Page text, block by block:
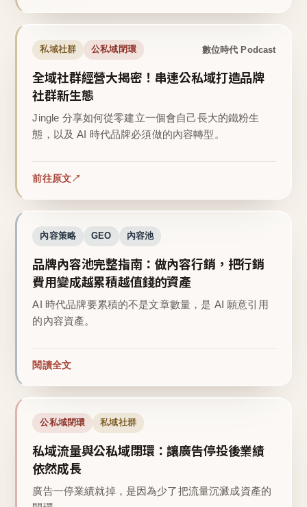
私域社群 公私域閉環 數位時代 Podcast
全域社群經營大揭密！串連公私域打造品牌
社群新生態
Jingle 分享如何從零建立一個會自己長大的鐵粉生
態，以及 AI 時代品牌必須做的內容轉型。
前往原文
內容策略 GEO 內容池
品牌內容池完整指南：做內容行銷，把行銷
費用變成越累積越值錢的資產
AI 時代品牌要累積的不是文章數量，是 AI 願意引用
的內容資產。
閱讀全文
公私域閉環 私域社群
私域流量與公私域閉環：讓廣告停投後業績
依然成長
廣告一停業績就掉，是因為少了把流量沉澱成資產的